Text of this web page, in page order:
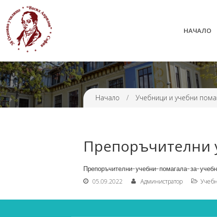
НАЧАЛО
Начало / Учебници и учебни
Препоръчителни
Препоръчителни-учебни-помагала-за-
05.09.2022
Администратор